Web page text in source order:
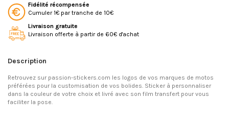
Fidélité récompensée
Cumuler 1€ par tranche de 10€
Livraison gratuite
Livraison offerte à partir de 60€ d'achat
Description
Retrouvez sur passion-stickers.com les logos de vos marques de motos
préférées pour la customisation de vos bolides. Sticker à personnaliser
dans la couleur de votre choix et livré avec son film transfert pour vous
faciliter la pose.